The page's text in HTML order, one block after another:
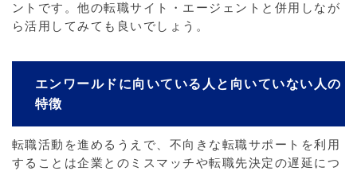
ントです。他の転職サイト・エージェントと併用しなが
ら活用してみても良いでしょう。
エンワールドに向いている人と向いていない人の
特徴
転職活動を進めるうえで、不向きな転職サポートを利用
することは企業とのミスマッチや転職先決定の遅延につ